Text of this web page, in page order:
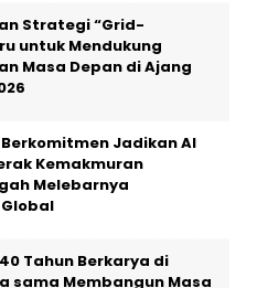
Strategi “Grid-
untuk Mendukung
Masa Depan di Ajang
Berkomitmen Jadikan AI
Kemakmuran
Melebarnya
Tahun Berkarya di
sama Membangun Masa